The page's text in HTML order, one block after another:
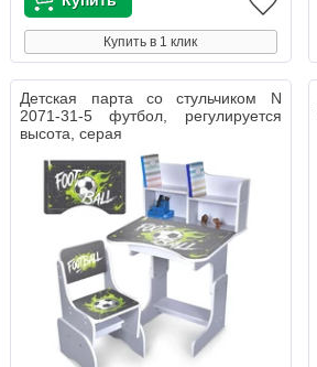
Купить в 1 клик
Детская парта со стульчиком N
2071-31-5 футбол, регулируется
высота, серая